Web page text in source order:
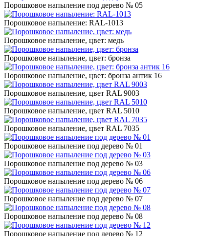
Порошковое напыление под дерево № 05
Порошковое напыление: RAL-1013
Порошковое напыление, цвет: медь
Порошковое напыление, цвет: бронза
Порошковое напыление, цвет: бронза антик 16
Порошковое напыление, цвет RAL 9003
Порошковое напыление, цвет RAL 5010
Порошковое напыление, цвет RAL 7035
Порошковое напыление под дерево № 01
Порошковое напыление под дерево № 03
Порошковое напыление под дерево № 06
Порошковое напыление под дерево № 07
Порошковое напыление под дерево № 08
Порошковое напыление под дерево № 12